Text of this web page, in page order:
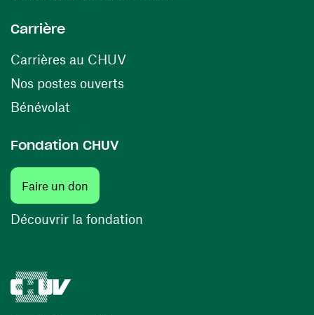
Carrière
Carrières au CHUV(ouvre une nouvelle fenêtre)
Nos postes ouverts(ouvre une nouvelle fenêtre)
Bénévolat
Fondation CHUV
Faire un don
Découvrir la fondation